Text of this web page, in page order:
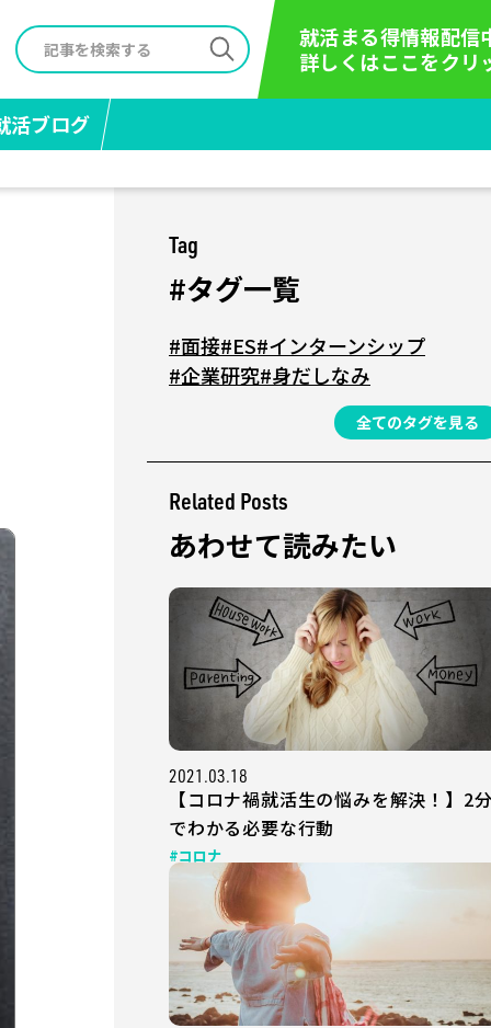
就活まる得情報配信
詳しくはここをクリ
活ブログ
Tag
#タグ一覧
#面接#ES#インターンシップ
#企業研究#身だしなみ
全てのタグを見る
Related Posts
あわせて読みたい
2021.03.18
【コロナ禍就活生の悩みを解決！】2
でわかる必要な行動
#コロナ